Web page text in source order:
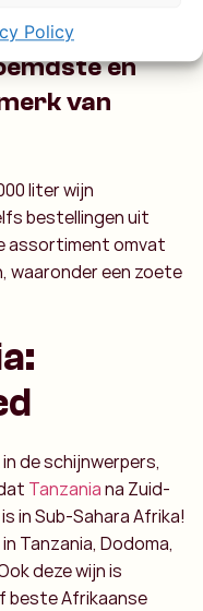
Policy
en
van
liter wijn
bestellingen uit
assortiment omvat
waaronder een zoete
de schijnwerpers,
Tanzaniana Zuid-
in Sub-Sahara Afrika!
Tanzania, Dodoma,
deze wijn is
beste Afrikaanse